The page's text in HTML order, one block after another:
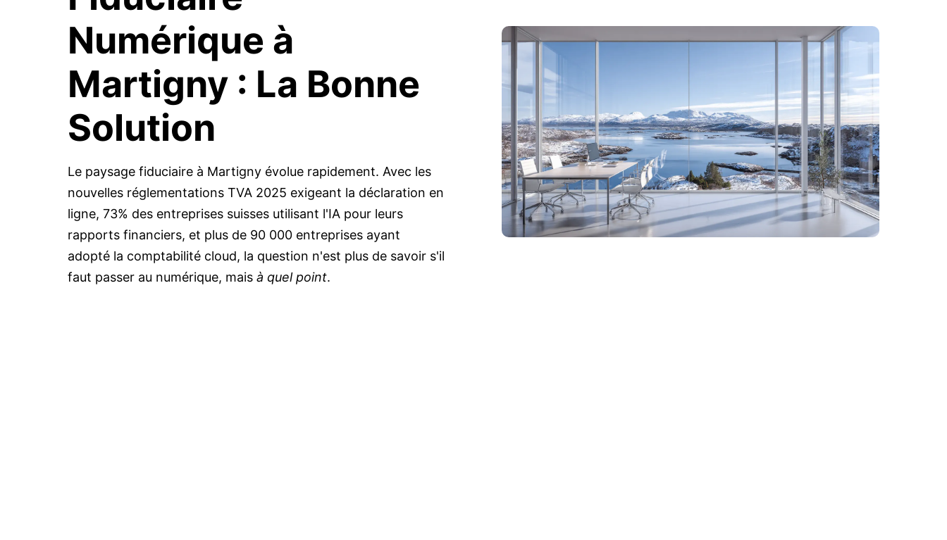
Numérique à
Martigny : La Bonne
Solution
Le paysage fiduciaire à Martigny évolue rapidement. Avec les
nouvelles réglementations TVA 2025 exigeant la déclaration en
ligne, 73% des entreprises suisses utilisant l'IA pour leurs
rapports financiers, et plus de 90 000 entreprises ayant
adopté la comptabilité cloud, la question n'est plus de savoir s'il
faut passer au numérique, mais à quel point.